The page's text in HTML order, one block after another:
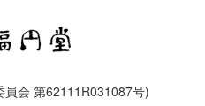
会 第62111R031087号)